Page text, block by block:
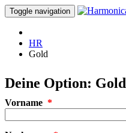
Toggle navigation
HR
Gold
Deine Option: Gold
Vorname *